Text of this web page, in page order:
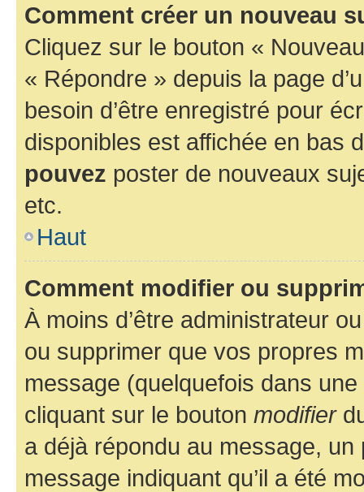
Comment créer un nouveau
Cliquez sur le bouton «
« Répondre » depuis la page
besoin d’être enregistré pour
disponibles est affichée en bas
pouvez poster de nouveaux
etc.
Haut
Comment modifier ou
À moins d’être administrateur
ou supprimer que vos propres
message (quelquefois dans
cliquant sur le bouton modifier
a déjà répondu au message, un
message indiquant qu’il a été